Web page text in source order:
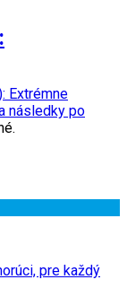
Extrémne
následky po
pre každý